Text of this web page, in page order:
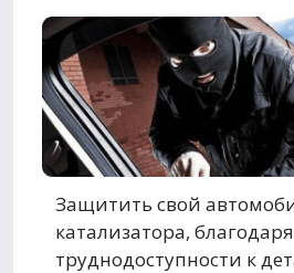
Защитить свой
катализатора, благодаря
труднодоступности к